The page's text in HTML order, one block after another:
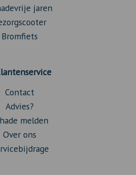
jaren
Bromfiets
Contact
Advies?
melden
Over ons